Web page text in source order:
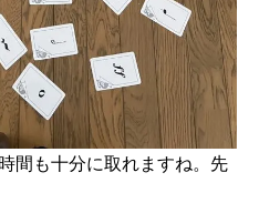
間も十分に取れますね。先